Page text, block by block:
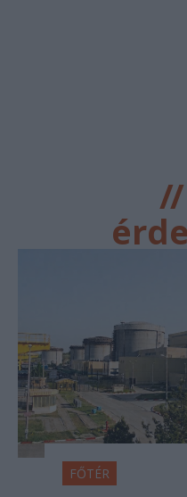
//
FŐTÉR